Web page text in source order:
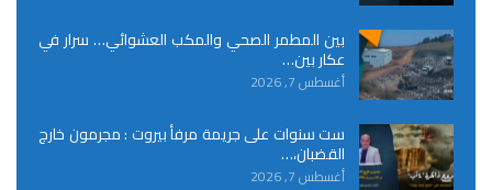
بين المطمر الصحي والمكب العشوائي… سرار في
عكار بين…
أغسطس 7, 2026
ست سنوات على جريمة مرفأ بيروت : مجرمون خارج
القضبان،…
أغسطس 7, 2026